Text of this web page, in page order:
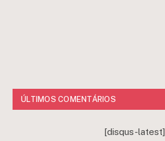
ÚLTIMOS COMENTÁRIOS
[disqus-latest]